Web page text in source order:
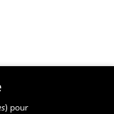
) pour